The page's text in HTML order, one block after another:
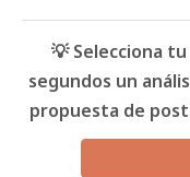
💡 Selecciona
segundos un
propuesta de